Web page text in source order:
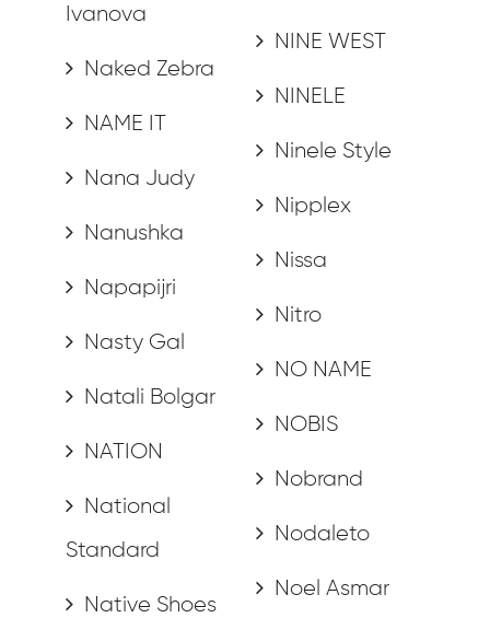
Ivanova
Naked Zebra
NAME IT
Nana Judy
Nanushka
Napapijri
Nasty Gal
Natali Bolgar
NATION
National
Standard
Native Shoes
NINE WEST
NINELE
Ninele Style
Nipplex
Nissa
Nitro
NO NAME
NOBIS
Nobrand
Nodaleto
Noel Asmar